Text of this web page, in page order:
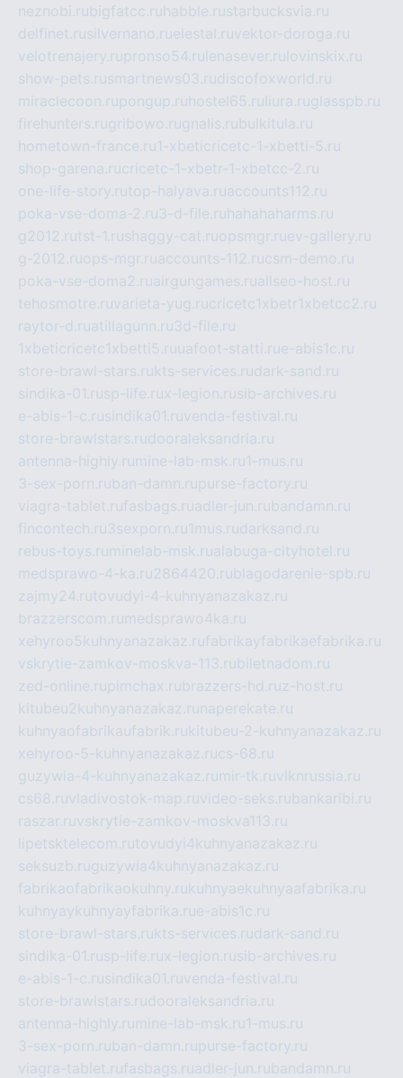
neznobi.rubigfatcc.ru habble.rustarbucksvia.ru
delfinet.rusilvernano.ruelestal.ruvektor-doroga.ru
velotrenajery.rupronso54.ru lenasever.ru lovinskix.ru
show-pets.rusmartnews03.rudiscofoxworld.ru
miraclecoon.rupongup.ru hostel65.ru liura.ruglasspb.ru
firehunters.rugribowo.rugnalis.rubulkitula.ru
hometown-france.ru1-xbeticricetc-1-xbetti-5.ru
shop-garena.rucricetc-1-xbetr-1-xbetcc-2.ru
one-life-story.rutop-halyava.ruaccounts112.ru
poka-vse-doma-2.ru3-d-file.ru hahahaharms.ru
g2012.rutst-1.rushaggy-cat.ruopsmgr.ruev-gallery.ru
g-2012.ruops-mgr.ruaccounts-112.rucsm-demo.ru
poka-vse-doma2.ruairgungames.ruallseo-host.ru
tehosmotre.ruvarieta-yug.rucricetc1xbetr1xbetcc2.ru
raytor-d.ruatillagunn.ru3d-file.ru
1xbeticricetc1xbetti5.ruuafoot-statti.rue-abis1c.ru
store-brawl-stars.rukts-services.rudark-sand.ru
sindika-01.rusp-life.rux-legion.rusib-archives.ru
e-abis-1-c.rusindika01.ruvenda-festival.ru
store-brawlstars.rudooraleksandria.ru
antenna-highly.ru mine-lab-msk.ru1-mus.ru
3-sex-porn.ruban-damn.rupurse-factory.ru
viagra-tablet.rufasbags.ruadler-jun.rubandamn.ru
fincontech.ru3sexporn.ru1mus.rudarksand.ru
rebus-toys.ru minelab-msk.rualabuga-cityhotel.ru
medsprawo-4-ka.ru2864420.rublagodarenie-spb.ru
zajmy24.rutovudyi-4-kuhnyanazakaz.ru
brazzerscom.ru medsprawo4ka.ru
xehyroo5kuhnyanazakaz.rufabrikayfabrikaefabrika.ru
vskrytie-zamkov-moskva-113.rubiletnadom.ru
zed-online.rupimchax.rubrazzers-hd.ruz-host.ru
kitubeu2kuhnyanazakaz.ru naperekate.ru
kuhnyaofabrikaufabrik.rukitubeu-2-kuhnyanazakaz.ru
xehyroo-5-kuhnyanazakaz.rucs-68.ru
guzywia-4-kuhnyanazakaz.ru mir-tk.ruvlknrussia.ru
cs68.ruvladivostok-map.ruvideo-seks.rubankaribi.ru
raszar.ruvskrytie-zamkov-moskva113.ru
lipetsktelecom.rutovudyi4kuhnyanazakaz.ru
seksuzb.ruguzywia4kuhnyanazakaz.ru
fabrikaofabrikaokuhny.rukuhnyaekuhnyaafabrika.ru
kuhnyaykuhnyayfabrika.rue-abis1c.ru
store-brawl-stars.rukts-services.rudark-sand.ru
sindika-01.rusp-life.rux-legion.rusib-archives.ru
e-abis-1-c.rusindika01.ruvenda-festival.ru
store-brawlstars.rudooraleksandria.ru
antenna-highly.ru mine-lab-msk.ru1-mus.ru
3-sex-porn.ruban-damn.rupurse-factory.ru
viagra-tablet.rufasbags.ruadler-jun.rubandamn.ru